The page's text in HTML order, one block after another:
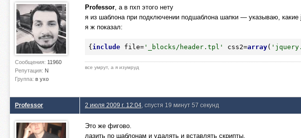
Сообщения: 11960
Репутация: N
Группа: в ухо
Professor, а в пхп этого нету
я из шаблона при подключении подшаблона шапки — указываю,
я ж показал:
{include file='_blocks/header.tpl' css2=array(
все умрут, а я изумруд
Professor 2 июля 2009 г. 12:04 , спустя 19 минут 57 секунд
Это же фигово.
лазить по шаблонам и удалять и вставлять скрипты.